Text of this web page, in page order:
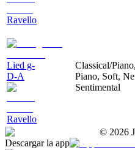
Ravello
Lied g-
D-A
Ravello
Classical/
Piano, Soft,
Sentimental
© 2026
Descargar la app